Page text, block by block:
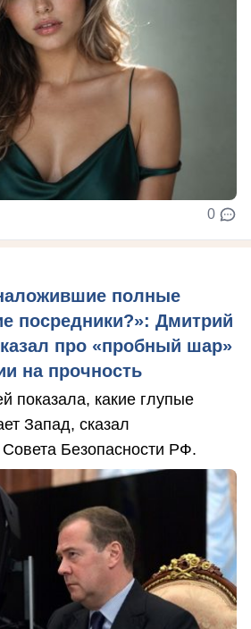
0
полные
посредники?»: Дмитрий
про «пробный шар»
на прочность
показала, какие глупые
Запад, сказал
Безопасности РФ.